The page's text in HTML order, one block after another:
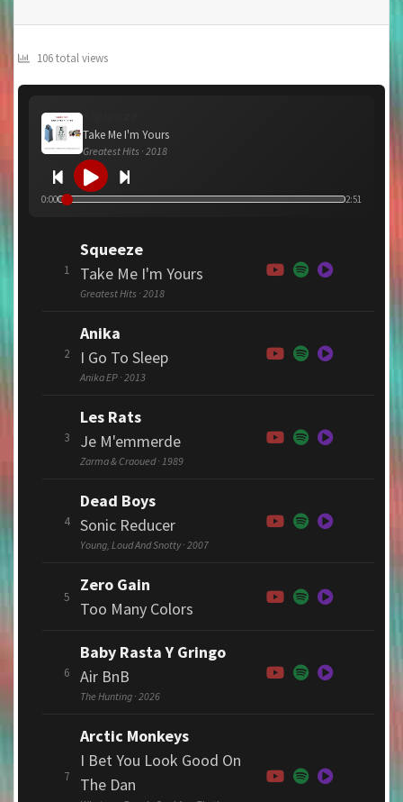
106 total views
Take Me I'm Yours
Greatest Hits · 2018
0:00 2:51
1
Squeeze
Take Me I'm Yours
Greatest Hits · 2018
2
Anika
I Go To Sleep
Anika EP · 2013
3
Les Rats
Je M'emmerde
Zarma & Craoued · 1989
4
Dead Boys
Sonic Reducer
Young, Loud And Snotty · 2007
5
Zero Gain
Too Many Colors
6
Baby Rasta Y Gringo
Air BnB
The Hunting · 2026
7
Arctic Monkeys
I Bet You Look Good On
The Dan